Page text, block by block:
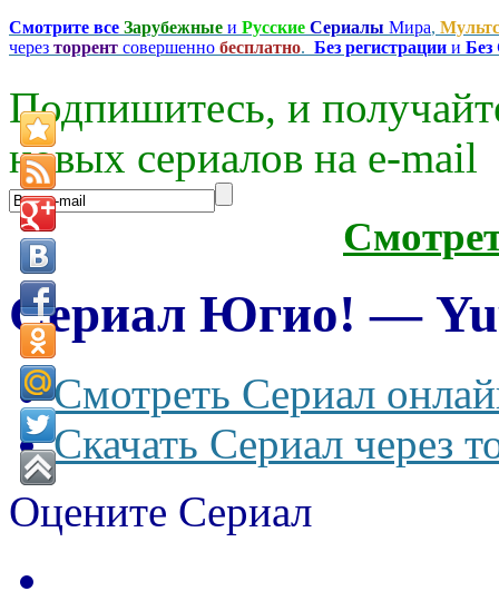
Смотрите все Зарубежные и Русские Сериалы Мира,
через торрент совершенно бесплатно. Без регистрации и
Подпишитесь, и
новых сериалов на e-mаil
Сериал Югио! —
Смотреть Сериал
Скачать Сериал через
Оцените Сериал